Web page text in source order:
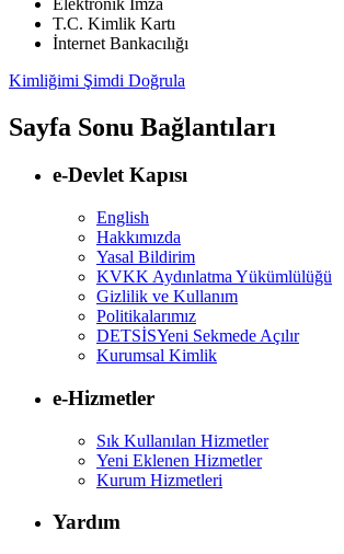
T.C. Kimlik Kartı
İnternet Bankacılığı
Kimliğimi Şimdi Doğrula
Sayfa Sonu Bağlantıları
e-Devlet Kapısı
English
Hakkımızda
Yasal Bildirim
KVKK Aydınlatma Yükümlülüğü
Gizlilik ve Kullanım
Politikalarımız
DETSİSYeni Sekmede Açılır
Kurumsal Kimlik
e-Hizmetler
Sık Kullanılan Hizmetler
Yeni Eklenen Hizmetler
Kurum Hizmetleri
Yardım